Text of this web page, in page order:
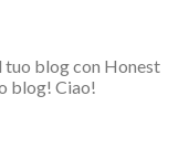
tuo blog con Honest
blog! Ciao!